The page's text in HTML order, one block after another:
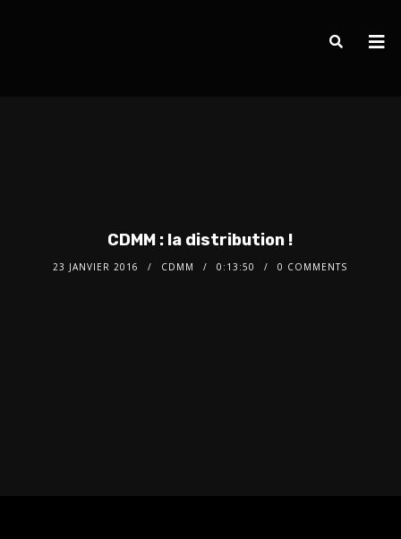
CDMM : la distribution !
23 JANVIER 2016 CDMM 0:13:50 0 COMMENTS